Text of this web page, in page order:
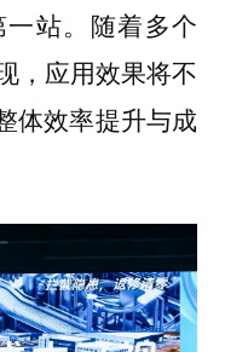
站。随着多个
，应用效果将不
体效率提升与成